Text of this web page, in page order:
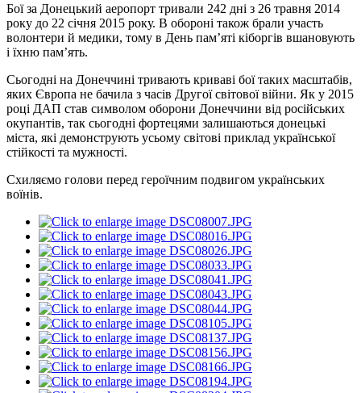
Бої за Донецький аеропорт тривали 242 дні з 26 травня 2014
року до 22 січня 2015 року. В обороні також брали участь
волонтери й медики, тому в День пам’яті кіборгів вшановують
і їхню пам’ять.
Сьогодні на Донеччині тривають криваві бої таких масштабів,
яких Європа не бачила з часів Другої світової війни. Як у 2015
році ДАП став символом оборони Донеччини від російських
окупантів, так сьогодні фортецями залишаються донецькі
міста, які демонструють усьому світові приклад української
стійкості та мужності.
Схиляємо голови перед героїчним подвигом українських
воїнів.